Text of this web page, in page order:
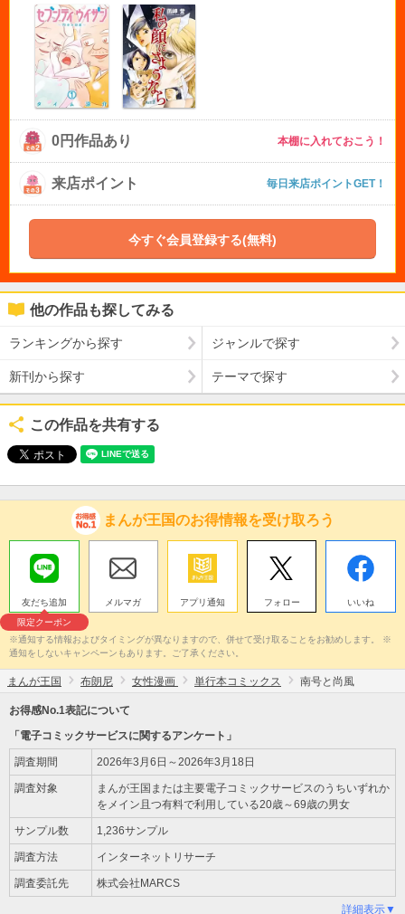
0円作品あり 本棚に入れておこう！
来店ポイント 毎日来店ポイントGET！
今すぐ会員登録する(無料)
他の作品も探してみる
ランキングから探す ジャンルで探す
新刊から探す テーマで探す
この作品を共有する
まんが王国のお得情報を受け取ろう
友だち追加
限定クーポン
メルマガ アプリ通知 フォロー いいね
※通知する情報およびタイミングが異なりますので、併せて受け取ることをお勧めします。 ※
通知をしないキャンペーンもあります。ご了承ください。
まんが王国 布朗尼 女性漫画 単行本コミックス 南号と尚風
お得感No.1表記について
「電子コミックサービスに関するアンケート」
調査期間 2026年3月6日～2026年3月18日
調査対象
まんが王国または主要電子コミックサービスのうちいずれか
をメイン且つ有料で利用している20歳～69歳の男女
サンプル数 1,236サンプル
調査方法 インターネットリサーチ
調査委託先 株式会社MARCS
詳細表示▼